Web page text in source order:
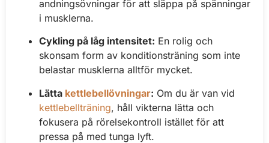
andningsövningar för att släppa på spänningar
i musklerna.
Cykling på låg intensitet: En rolig och
skonsam form av konditionsträning som inte
belastar musklerna alltför mycket.
Lätta kettlebellövningar: Om du är van vid
kettlebellträning, håll vikterna lätta och
fokusera på rörelsekontroll istället för att
pressa på med tunga lyft.